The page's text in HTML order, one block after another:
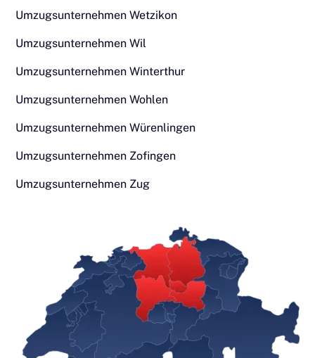
Umzugsunternehmen Wetzikon
Umzugsunternehmen Wil
Umzugsunternehmen Winterthur
Umzugsunternehmen Wohlen
Umzugsunternehmen Würenlingen
Umzugsunternehmen Zofingen
Umzugsunternehmen Zug